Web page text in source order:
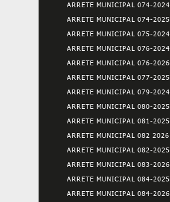
ARRETE MUNICIPAL 074-2024
ARRETE MUNICIPAL 074-2025
ARRETE MUNICIPAL 075-2024
ARRETE MUNICIPAL 076-2024
ARRETE MUNICIPAL 076-2026
ARRETE MUNICIPAL 077-2025
ARRETE MUNICIPAL 079-2024
ARRETE MUNICIPAL 080-2025
ARRETE MUNICIPAL 081-2025
ARRETE MUNICIPAL 082 2026
ARRETE MUNICIPAL 082-2025
ARRETE MUNICIPAL 083-2026
ARRETE MUNICIPAL 084-2025
ARRETE MUNICIPAL 084-2026